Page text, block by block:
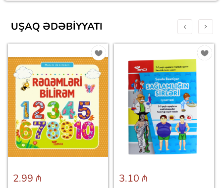
UŞAQ ƏDƏBIYYATI
2.99 ₼ 3.10 ₼